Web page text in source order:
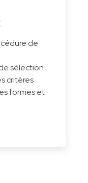
de
sélection :
critères
formes et